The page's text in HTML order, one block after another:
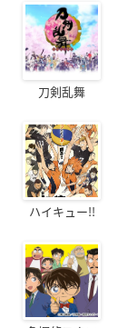
刀剣乱舞
ハイキュー!!